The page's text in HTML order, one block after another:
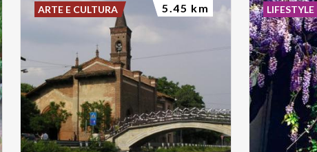
ARTE E CULTURA 5.45 km LIFESTYLE